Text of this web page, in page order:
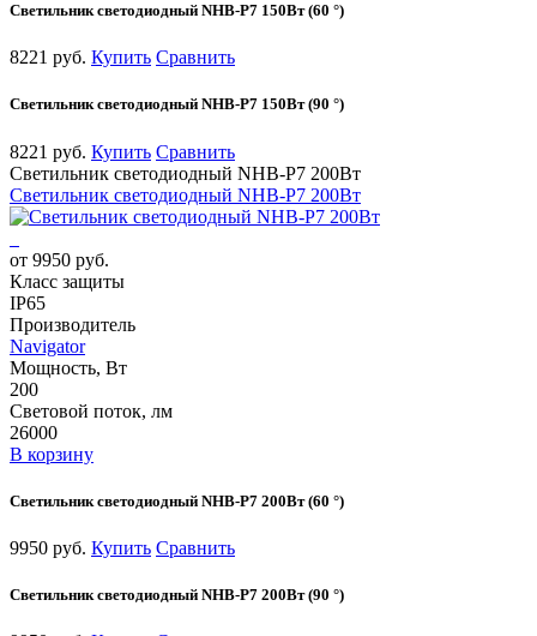
Светильник светодиодный NHB-P7 150Вт (60 °)
8221 руб. Купить Сравнить
Светильник светодиодный NHB-P7 150Вт (90 °)
8221 руб. Купить Сравнить
Светильник светодиодный NHB-P7 200Вт
Светильник светодиодный NHB-P7 200Вт
от 9950 руб.
Класс защиты
IP65
Производитель
Navigator
Мощность, Вт
200
Световой поток, лм
26000
В корзину
Светильник светодиодный NHB-P7 200Вт (60 °)
9950 руб. Купить Сравнить
Светильник светодиодный NHB-P7 200Вт (90 °)